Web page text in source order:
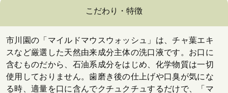
こだわり・特徴
市川園の「マイルドマウスウォッシュ」は、チャ葉エキ
スなど厳選した天然由来成分主体の洗口液です。お口に
含むものだから、石油系成分をはじめ、化学物質は一切
使用しておりません。歯磨き後の仕上げや口臭が気にな
る時、適量を口に含んでクチュクチュするだけで、「マ